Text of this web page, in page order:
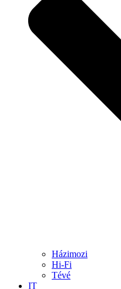
Házimozi
Hi-Fi
Tévé
IT